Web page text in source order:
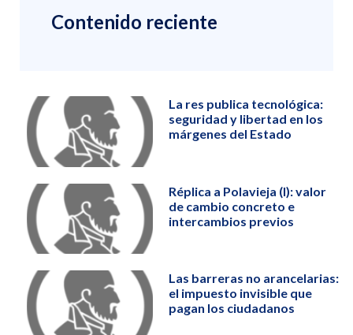
Contenido reciente
La res publica tecnológica:
seguridad y libertad en los
márgenes del Estado
Réplica a Polavieja (I): valor
de cambio concreto e
intercambios previos
Las barreras no arancelarias:
el impuesto invisible que
pagan los ciudadanos